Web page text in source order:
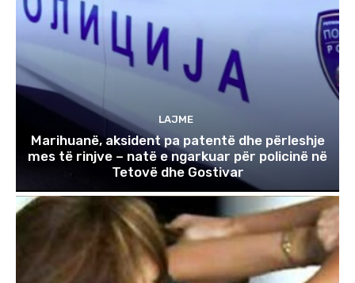
LAJME
Marihuanë, aksident pa patentë dhe përleshje
mes të rinjve – natë e ngarkuar për policinë në
Tetovë dhe Gostivar